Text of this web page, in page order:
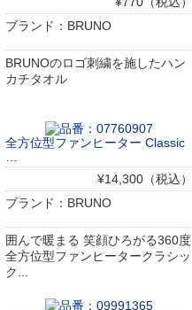
ブランド：BRUNO
BRUNOのロゴ刺繍を施したハン
カチタオル
全方位型ファンヒーター Classic
¥14,300（税込）
ブランド：BRUNO
囲んで暖まる 笑顔ひろがる360度
全方位型ファンヒータークラシッ
ク...